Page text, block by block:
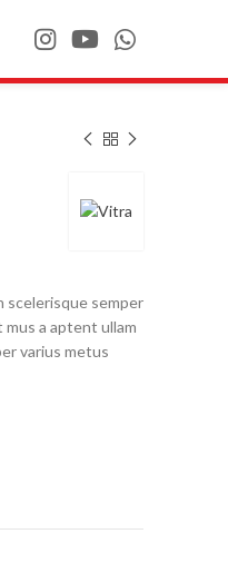
scelerisque semper
a aptent ullam
varius metus